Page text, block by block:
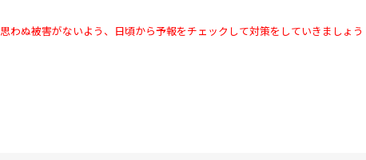
思わぬ被害がないよう、日頃から予報をチェックして対策をしていきましょう